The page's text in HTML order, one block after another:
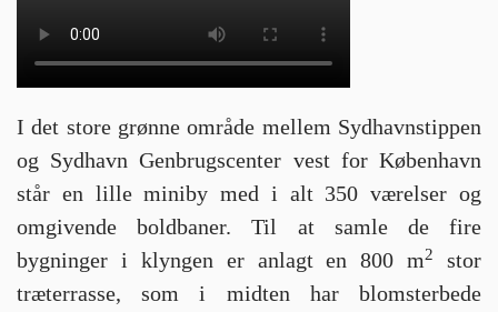
I det store grønne område mellem Sydhavnstippen
og Sydhavn Genbrugscenter vest for København
står en lille miniby med i alt 350 værelser og
omgivende boldbaner. Til at samle de fire
bygninger i klyngen er anlagt en 800 m2
stor
træterrasse, som i midten har blomsterbede